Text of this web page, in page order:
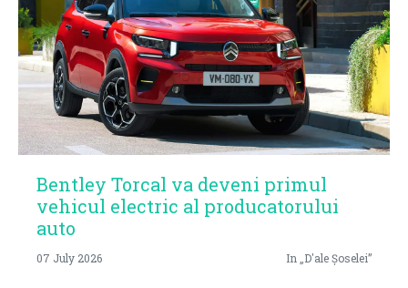
Bentley Torcal va deveni primul
vehicul electric al producatorului
auto
07 July 2026 In „D'ale Șoselei”